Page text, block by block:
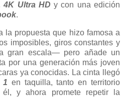
4K Ultra HD y con una edición
.
la propuesta que hizo famosa a
imposibles, giros constantes y
gran escala— pero añade un
por una generación más joven
ya conocidas. La cinta llegó
1 en taquilla, tanto en territorio
y ahora promete repetir la